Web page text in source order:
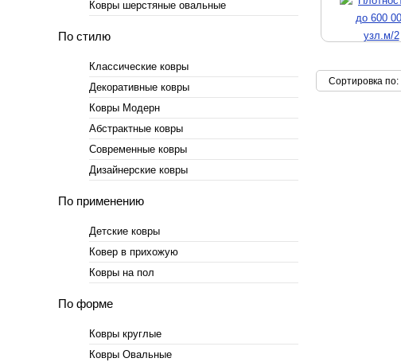
Ковры шерстяные овальные
По стилю
Классические ковры
Декоративные ковры
Ковры Модерн
Абстрактные ковры
Современные ковры
Дизайнерские ковры
По применению
Детские ковры
Ковер в прихожую
Ковры на пол
По форме
Ковры круглые
Ковры Овальные
Сортировка по: